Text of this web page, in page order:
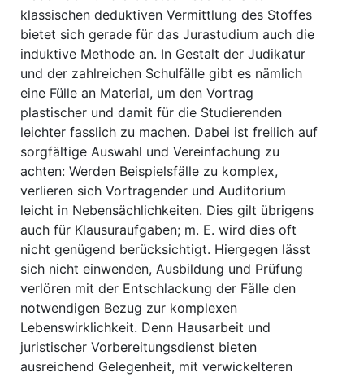
klassischen deduktiven Vermittlung des Stoffes
bietet sich gerade für das Jurastudium auch die
induktive Methode an. In Gestalt der Judikatur
und der zahlreichen Schulfälle gibt es nämlich
eine Fülle an Material, um den Vortrag
plastischer und damit für die Studierenden
leichter fasslich zu machen. Dabei ist freilich auf
sorgfältige Auswahl und Vereinfachung zu
achten: Werden Beispielsfälle zu komplex,
verlieren sich Vor­tragender und Auditorium
leicht in Nebensächlichkeiten. Dies gilt übrigens
auch für Klausur­aufgaben; m. E. wird dies oft
nicht genügend berücksichtigt. Hiergegen lässt
sich nicht ein­wenden, Ausbildung und Prüfung
verlören mit der Entschlackung der Fälle den
notwendigen Bezug zur komplexen
Lebenswirklichkeit. Denn Hausarbeit und
juristischer Vorbereitungs­dienst bieten
ausreichend Gelegenheit, mit verwickelteren